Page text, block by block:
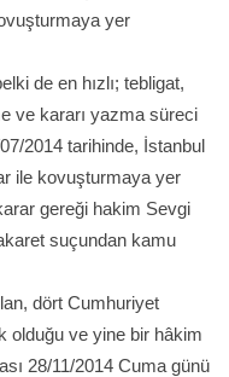
yer
de en hızlı; tebligat,
ve kararı yazma süreci
2014 tarihinde, İstanbul
ile kovuşturmaya yer
gereği hakim Sevgi
suçundan kamu
dört Cumhuriyet
olduğu ve yine bir hâkim
28/11/2014 Cuma günü